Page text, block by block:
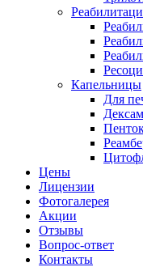
Капельницы
Для
Цены
Лицензии
Фотогалерея
Акции
Отзывы
Вопрос-ответ
Контакты